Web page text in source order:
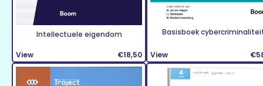
Intellectuele eigendom
View €18,50
Basisboek
View